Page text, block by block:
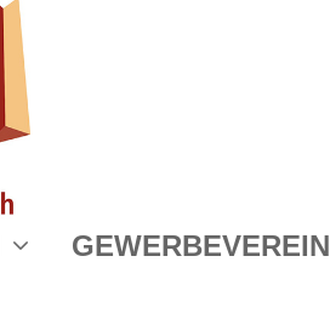
GEWERBEVEREIN